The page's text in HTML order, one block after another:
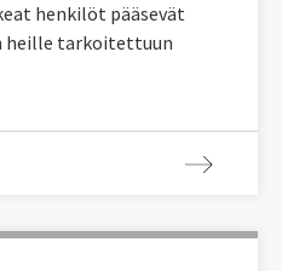
henkilöt pääsevät
heille tarkoitettuun